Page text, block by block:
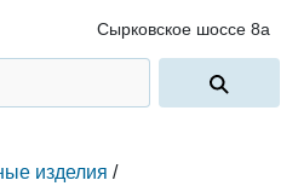
Сырковское шоссе 8а
изделия /